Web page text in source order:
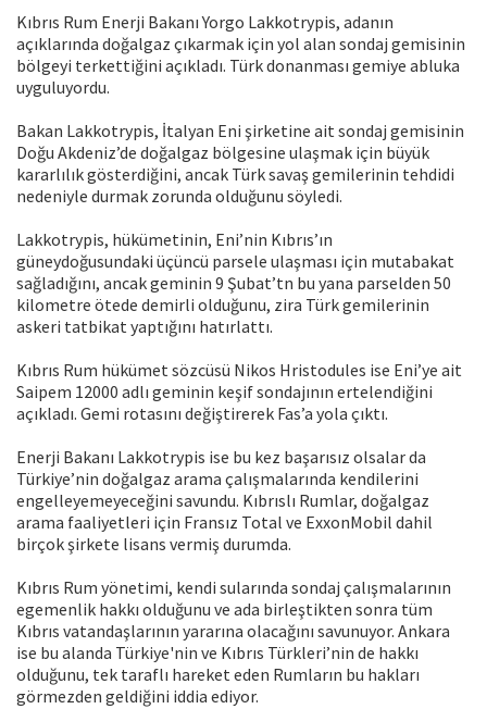
Kıbrıs Rum Enerji Bakanı Yorgo Lakkotrypis, adanın
açıklarında doğalgaz çıkarmak için yol alan sondaj gemisinin
bölgeyi terkettiğini açıkladı. Türk donanması gemiye abluka
uyguluyordu.
Bakan Lakkotrypis, İtalyan Eni şirketine ait sondaj gemisinin
Doğu Akdeniz’de doğalgaz bölgesine ulaşmak için büyük
kararlılık gösterdiğini, ancak Türk savaş gemilerinin tehdidi
nedeniyle durmak zorunda olduğunu söyledi.
Lakkotrypis, hükümetinin, Eni’nin Kıbrıs’ın
güneydoğusundaki üçüncü parsele ulaşması için mutabakat
sağladığını, ancak geminin 9 Şubat’tn bu yana parselden 50
kilometre ötede demirli olduğunu, zira Türk gemilerinin
askeri tatbikat yaptığını hatırlattı.
Kıbrıs Rum hükümet sözcüsü Nikos Hristodules ise Eni’ye ait
Saipem 12000 adlı geminin keşif sondajının ertelendiğini
açıkladı. Gemi rotasını değiştirerek Fas’a yola çıktı.
Enerji Bakanı Lakkotrypis ise bu kez başarısız olsalar da
Türkiye’nin doğalgaz arama çalışmalarında kendilerini
engelleyemeyeceğini savundu. Kıbrıslı Rumlar, doğalgaz
arama faaliyetleri için Fransız Total ve ExxonMobil dahil
birçok şirkete lisans vermiş durumda.
Kıbrıs Rum yönetimi, kendi sularında sondaj çalışmalarının
egemenlik hakkı olduğunu ve ada birleştikten sonra tüm
Kıbrıs vatandaşlarının yararına olacağını savunuyor. Ankara
ise bu alanda Türkiye'nin ve Kıbrıs Türkleri’nin de hakkı
olduğunu, tek taraflı hareket eden Rumların bu hakları
görmezden geldiğini iddia ediyor.